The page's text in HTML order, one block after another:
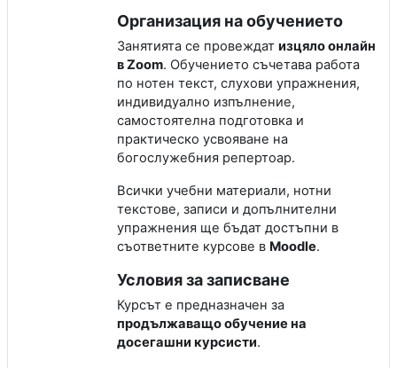
Организация на обучението
Занятията се провеждат изцяло онлайн
в Zoom. Обучението съчетава работа
по нотен текст, слухови упражнения,
индивидуално изпълнение,
самостоятелна подготовка и
практическо усвояване на
богослужебния репертоар.
Всички учебни материали, нотни
текстове, записи и допълнителни
упражнения ще бъдат достъпни в
съответните курсове в Moodle.
Условия за записване
Курсът е предназначен за
продължаващо обучение на
досегашни курсисти.